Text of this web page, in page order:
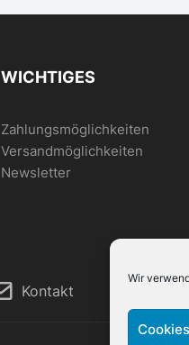
Wir
WICHTIGES
Zahlungsmöglichkeiten
Versandmöglichkeiten
Newsletter
Kontakt